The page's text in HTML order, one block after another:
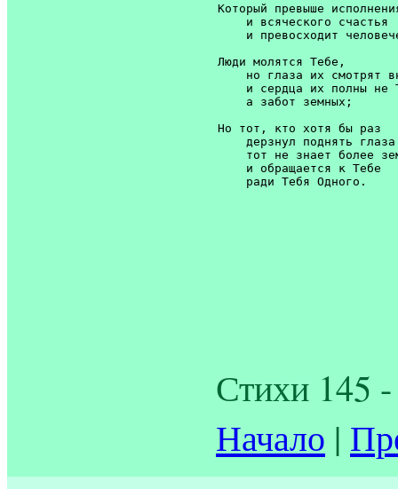
Который превыше
    и всяческого счастья
и превосходит
Люди молятся Тебе,
но глаза их смотрят
и сердца их полны не
    а забот земных;
Но тот, кто хотя бы раз
дерзнул поднять
тот не знает более
    и обращается к Тебе
Стихи 145
Начало |